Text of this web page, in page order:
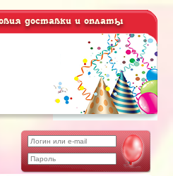
доставки и оплаты